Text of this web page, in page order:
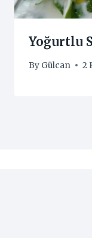
Yoğurtlu
By Gülcan 2